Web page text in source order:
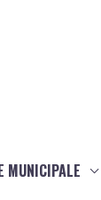
MUNICIPALE